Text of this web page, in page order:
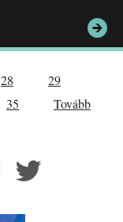
28
29
35
Tovább